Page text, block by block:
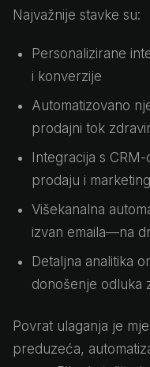
Najvažnije stavke su:
Personalizirane
i konverzije
Automatizovano
prodajni tok
Integracija s
prodaju i marketing
Višekanalna
izvan emaila—na
Detaljna analitika
donošenje odluka
Povrat ulaganja je
preduzeća,